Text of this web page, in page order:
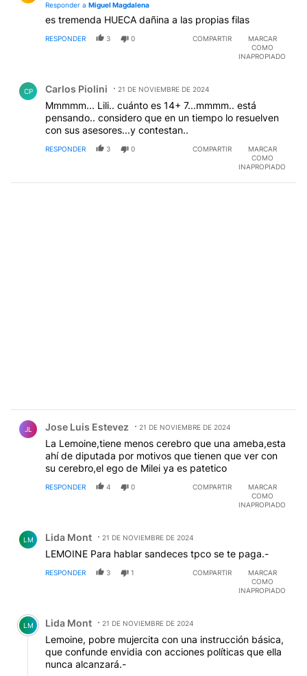
Responder a Miguel Magdalena
es tremenda HUECA dañina a las propias filas
RESPONDER 3 0 COMPARTIR
MARCAR
COMO
INAPROPIADO
CP Carlos Piolini 21 DE NOVIEMBRE DE 2024
Mmmmm... Lili.. cuánto es 14+ 7...mmmm.. está
pensando.. considero que en un tiempo lo resuelven
con sus asesores...y contestan..
RESPONDER 3 0 COMPARTIR
MARCAR
COMO
INAPROPIADO
JL Jose Luis Estevez 21 DE NOVIEMBRE DE 2024
La Lemoine,tiene menos cerebro que una ameba,esta
ahí de diputada por motivos que tienen que ver con
su cerebro,el ego de Milei ya es patetico
RESPONDER 4 0 COMPARTIR
MARCAR
COMO
INAPROPIADO
LM Lida Mont 21 DE NOVIEMBRE DE 2024
LEMOINE Para hablar sandeces tpco se te paga.-
RESPONDER 3 1 COMPARTIR
MARCAR
COMO
INAPROPIADO
Comentario de Lida Mont.
LM Lida Mont 21 DE NOVIEMBRE DE 2024
Lemoine, pobre mujercita con una instrucción básica,
que confunde envidia con acciones políticas que ella
nunca alcanzará.-